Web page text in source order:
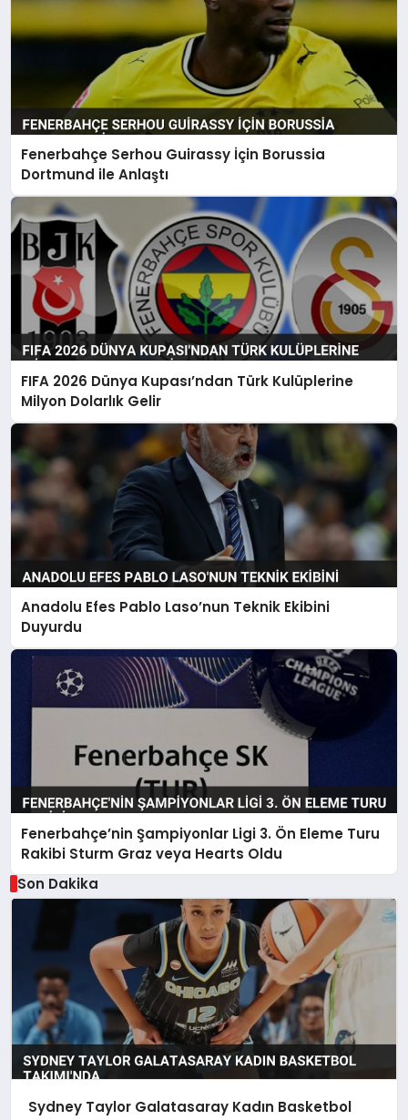
Fenerbahçe Serhou Guirassy İçin Borussia
Dortmund ile Anlaştı
FIFA 2026 Dünya Kupası’ndan Türk Kulüplerine
Milyon Dolarlık Gelir
Anadolu Efes Pablo Laso’nun Teknik Ekibini
Duyurdu
Fenerbahçe’nin Şampiyonlar Ligi 3. Ön Eleme Turu
Rakibi Sturm Graz veya Hearts Oldu
Son Dakika
Sydney Taylor Galatasaray Kadın Basketbol